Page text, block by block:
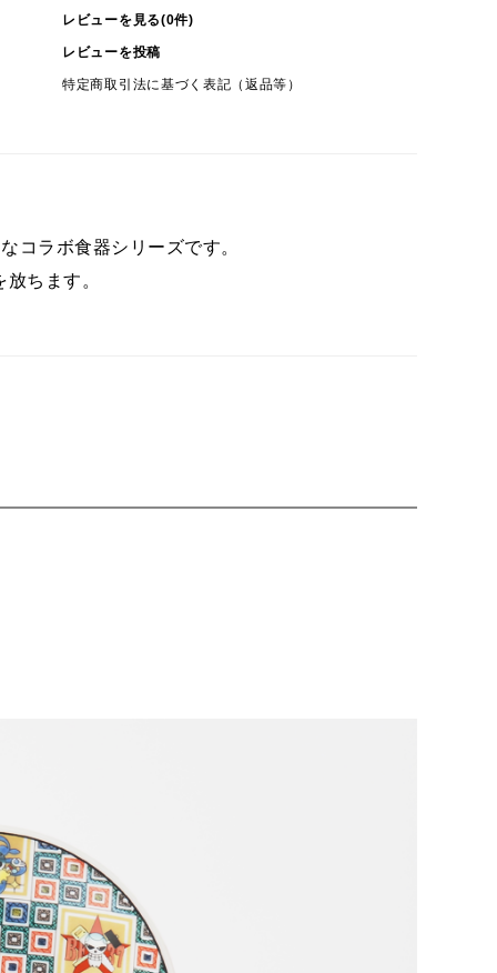
レビューを見る(0件)
レビューを投稿
特定商取引法に基づく表記（返品等）
コラボ食器シリーズです。
ちます。